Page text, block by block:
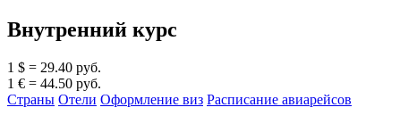
Внутренний курс
1 $ = 29.40 руб.
1 € = 44.50 руб.
Страны Отели Оформление виз Расписание авиарейсов